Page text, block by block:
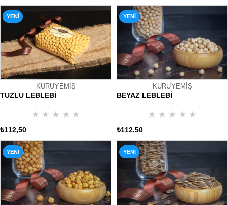
KURUYEMİŞ
TUZLU LEBLEBİ
★ ★ ★ ★ ★
₺112,50
YENI
KURUYEMİŞ
BEYAZ LEBLEBİ
★ ★ ★ ★ ★
₺112,50
YENI
ÜRÜN
YENI
ÜRÜN
YENI